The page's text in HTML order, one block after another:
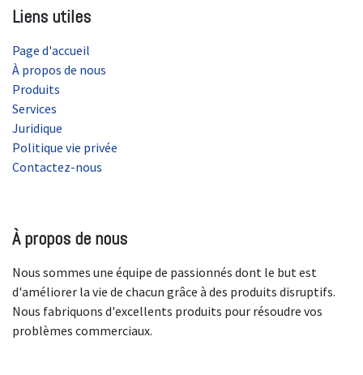
Liens utiles
Page d'accueil
À propos de nous
Produits
Services
Juridique
Politique vie privée
Contactez-nous
À propos de nous
Nous sommes une équipe de passionnés dont le but est
d'améliorer la vie de chacun grâce à des produits disruptifs.
Nous fabriquons d'excellents produits pour résoudre vos
problèmes commerciaux.